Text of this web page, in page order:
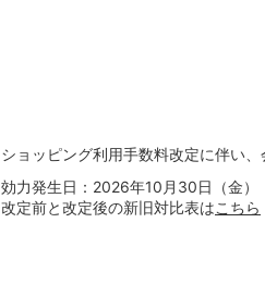
ショッピング利用手数料改定に伴い、
効力発生日：2026年10月30日（金）
改定前と改定後の新旧対比表はこちら